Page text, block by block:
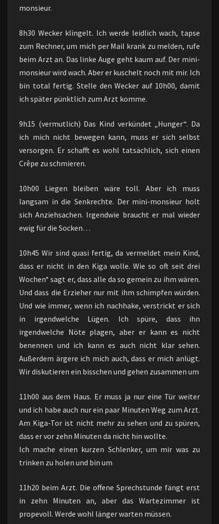
monsieur.
8h30 Wecker klingelt. Ich werde leidlich wach, tapse
zum Rechner, um mich per Mail krank zu melden, rufe
beim Arzt an. Das linke Auge geht kaum auf. Der mini-
monsieur wird wach. Aber er kuschelt noch mit mir. Ich
bin total fertig. Stelle den Wecker auf 10h00, damit
ich später pünktlich zum Arzt komme.
9h15 (vermutlich) Das Kind verkündet „Hunger“. Da
ich mich nicht bewegen kann, muss er sich selbst
versorgen. Er schafft es wohl tatsächlich, sich einen
Crêpe zu schmieren.
10h00 Liegen bleiben wäre toll. Aber ich muss
langsam in die Senkrechte. Der mini-monsieur holt
sich Anziehsachen. Irgendwie braucht er mal wieder
ewig für die Socken…
10h45 Wir sind quasi fertig, da vermeldet mein Kind,
dass er nicht in den Kiga wolle. Wie so oft seit drei
Wochen* sagt er, dass alle da so gemein zu ihm wären.
Und dass die Erzieher nur mit ihm schimpfen würden.
Und wie immer, wenn ich nachhake, verstrickt er sich
in irgendwelche Lügen. Ich spüre, dass ihn
irgendwelche Nöte plagen, aber er kann es nicht
benennen und ich kann es auch nicht klar sehen.
Außerdem ärgere ich mich auch, dass er mich anlügt.
Wir diskutieren ein bisschen und gehen zusammen um
11h00 aus dem Haus. Er muss ja nur eine Tür weiter
und ich habe auch nur ein paar Minuten Weg zum Arzt.
Am Kiga-Tor ist nicht mehr zu sehen und zu spüren,
dass er vor zehn Minuten da nicht hin wollte.
Ich mache einen kurzen Schlenker, um mir was zu
trinken zu holen und bin um
11h20 beim Arzt. Die offene Sprechstunde fängt erst
in zehn Minuten an, aber das Wartezimmer ist
propevoll. Werde wohl länger warten müssen.